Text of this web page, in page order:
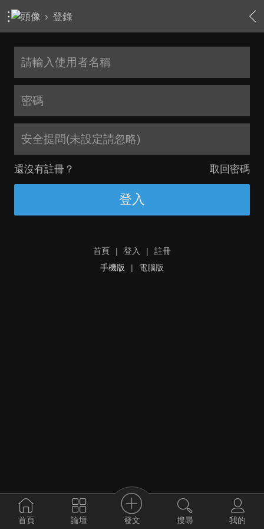
› 登錄
安全提問(未設定請忽略)
還沒有註冊？ 取回密碼
登入
首頁 | 登入 |
註冊
手機版
| 電腦版
首頁 論壇 發文 搜尋 我的